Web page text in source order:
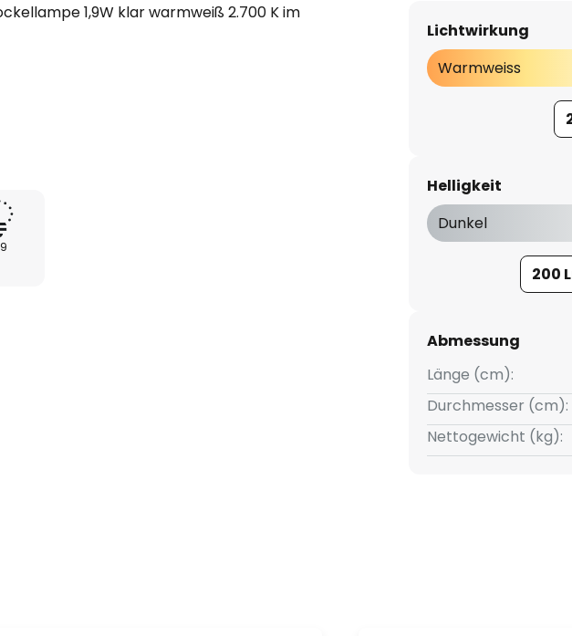
1,9W klar warmweiß 2.700 K im
Lichtwirkung
Warmweiss
Helligkeit
Dunkel
200
Abmessung
Länge (cm):
Durchmesser (cm):
Nettogewicht (kg):